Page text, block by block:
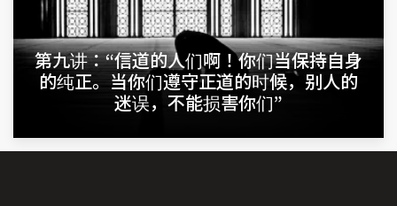
第九讲：“信道的人们啊！你们当保持自身
的纯正。当你们遵守正道的时候，别人的
迷误，不能损害你们”